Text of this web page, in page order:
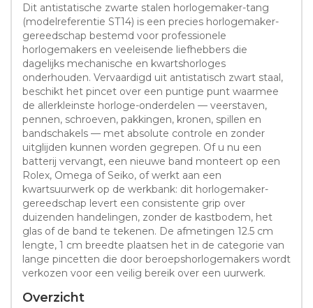
Dit antistatische zwarte stalen horlogemaker-tang
(modelreferentie ST14) is een precies horlogemaker-
gereedschap bestemd voor professionele
horlogemakers en veeleisende liefhebbers die
dagelijks mechanische en kwartshorloges
onderhouden. Vervaardigd uit antistatisch zwart staal,
beschikt het pincet over een puntige punt waarmee
de allerkleinste horloge-onderdelen — veerstaven,
pennen, schroeven, pakkingen, kronen, spillen en
bandschakels — met absolute controle en zonder
uitglijden kunnen worden gegrepen. Of u nu een
batterij vervangt, een nieuwe band monteert op een
Rolex, Omega of Seiko, of werkt aan een
kwartsuurwerk op de werkbank: dit horlogemaker-
gereedschap levert een consistente grip over
duizenden handelingen, zonder de kastbodem, het
glas of de band te tekenen. De afmetingen 12.5 cm
lengte, 1 cm breedte plaatsen het in de categorie van
lange pincetten die door beroepshorlogemakers wordt
verkozen voor een veilig bereik over een uurwerk.
Overzicht